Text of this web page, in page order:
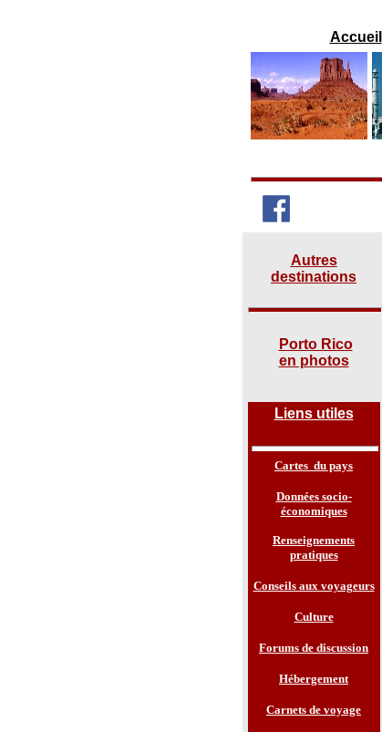
Accueil
Autres
destinations
Porto Rico
en photos
Liens utiles
Cartes du pays
Données socio-
économiques
Renseignements
pratiques
Conseils aux voyageurs
Culture
Forums de discussion
Hébergement
Carnets de voyage